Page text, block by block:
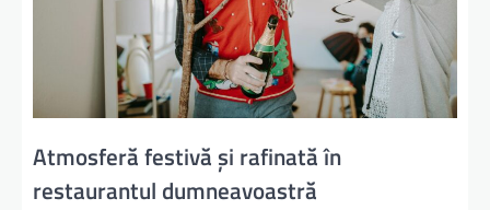
Atmosferă festivă și rafinată în
restaurantul dumneavoastră